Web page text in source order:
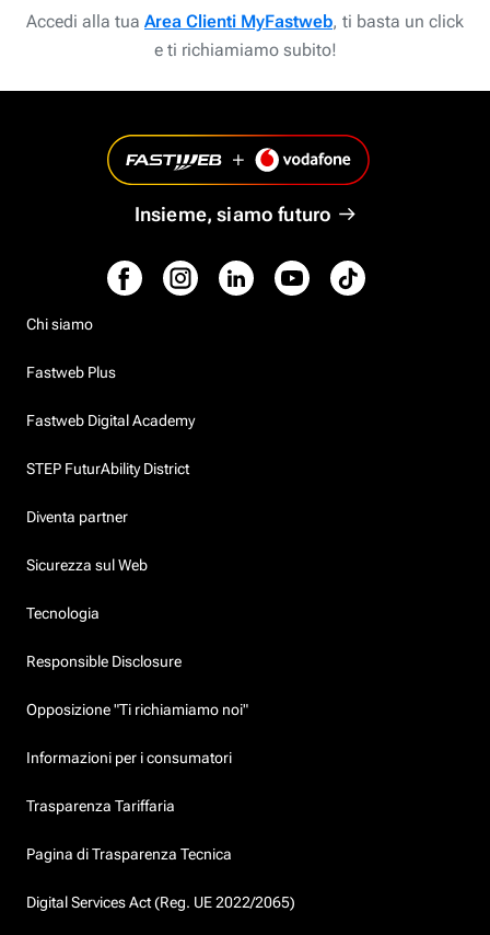
Accedi alla tua Area Clienti MyFastweb, ti basta un click
e ti richiamiamo subito!
Insieme, siamo futuro
Chi siamo
Fastweb Plus
Fastweb Digital Academy
STEP FuturAbility District
Diventa partner
Sicurezza sul Web
Tecnologia
Responsible Disclosure
Opposizione "Ti richiamiamo noi"
Informazioni per i consumatori
Trasparenza Tariffaria
Pagina di Trasparenza Tecnica
Digital Services Act (Reg. UE 2022/2065)